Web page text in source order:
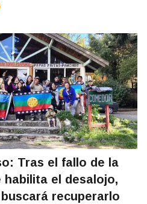
Tras el fallo de la
habilita el desalojo,
recuperarlo